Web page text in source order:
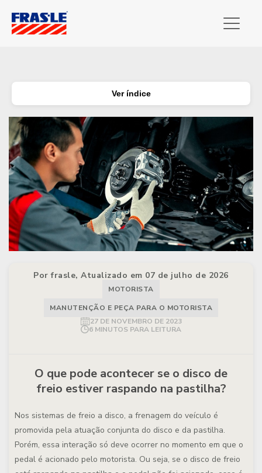
Ver índice
Por frasle, Atualizado em 07 de julho de 2026
MOTORISTA
MANUTENÇÃO E PEÇA PARA O MOTORISTA
27 DE NOVEMBRO DE 2023
6 MINUTOS PARA LEITURA
O que pode acontecer se o disco de
freio estiver raspando na pastilha?
Nos sistemas de freio a disco, a frenagem do veículo é
promovida pela atuação conjunta do disco e da pastilha.
Porém, essa interação só deve ocorrer no momento em que o
pedal é acionado pelo motorista. Ou seja, se o disco de freio